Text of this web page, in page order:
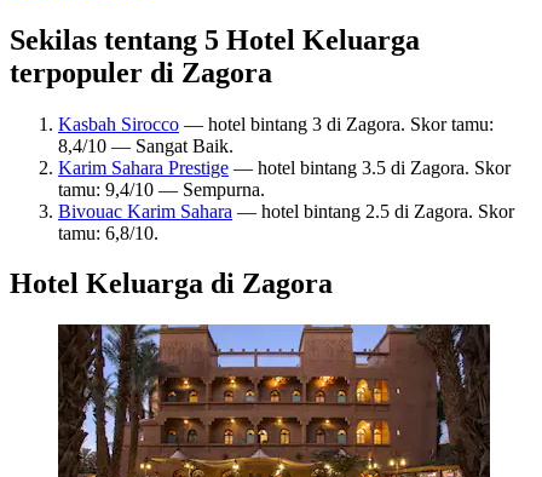
Sekilas tentang 5 Hotel Keluarga
terpopuler di Zagora
Kasbah Sirocco — hotel bintang 3 di Zagora. Skor tamu:
8,4/10 — Sangat Baik.
Karim Sahara Prestige — hotel bintang 3.5 di Zagora. Skor
tamu: 9,4/10 — Sempurna.
Bivouac Karim Sahara — hotel bintang 2.5 di Zagora. Skor
tamu: 6,8/10.
Hotel Keluarga di Zagora